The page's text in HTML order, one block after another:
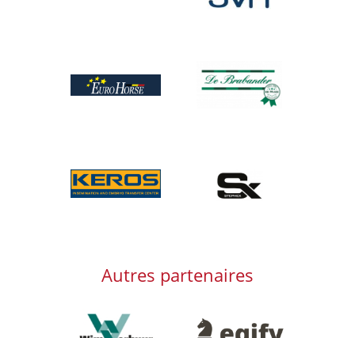
Afbeelding
Afbeelding
Afbeelding
Afbeelding
Autres partenaires
Afbeelding Afbeelding